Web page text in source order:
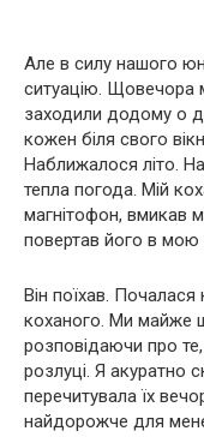
Але в силу нашого
ситуацію. Щовечора
заходили додому о
кожен біля свого
Наближалося літо.
тепла погода. Мій
магнітофон, вмикав
повертав його в мою
Він поїхав. Почалася
коханого. Ми майже
розповідаючи про
розлуці. Я акуратно
перечитувала їх
найдорожче для